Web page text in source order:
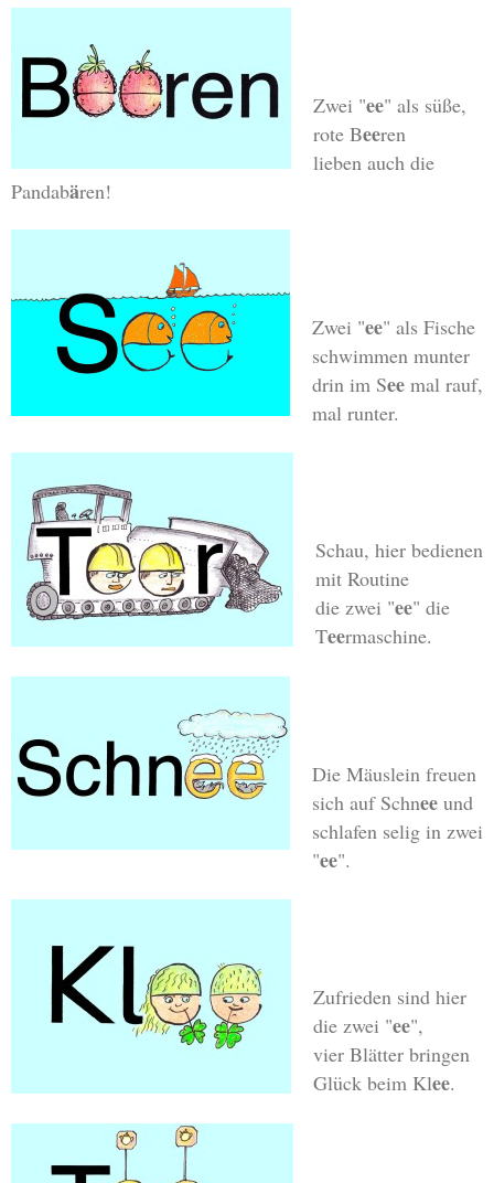
Zwei "ee" als süße,
rote Beeren
lieben auch die
Pandabären!
Zwei "ee" als Fische
schwimmen munter
drin im See mal rauf,
mal runter.
Schau, hier bedienen
mit Routine
die zwei "ee" die
Teermaschine.
Die Mäuslein freuen
sich auf Schnee und
schlafen selig in zwei
"ee".
Zufrieden sind hier
die zwei "ee",
vier Blätter bringen
Glück beim Klee.